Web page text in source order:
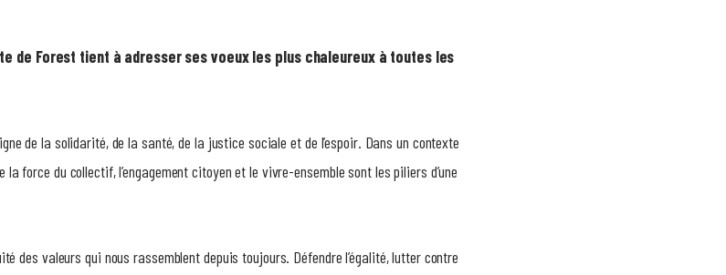
de Forest tient à adresser ses voeux les plus chaleureux à toutes les
de la solidarité, de la santé, de la justice sociale et de l’espoir. Dans un contexte
force du collectif, l’engagement citoyen et le vivre-ensemble sont les piliers d’une
des valeurs qui nous rassemblent depuis toujours. Défendre l’égalité, lutter contre